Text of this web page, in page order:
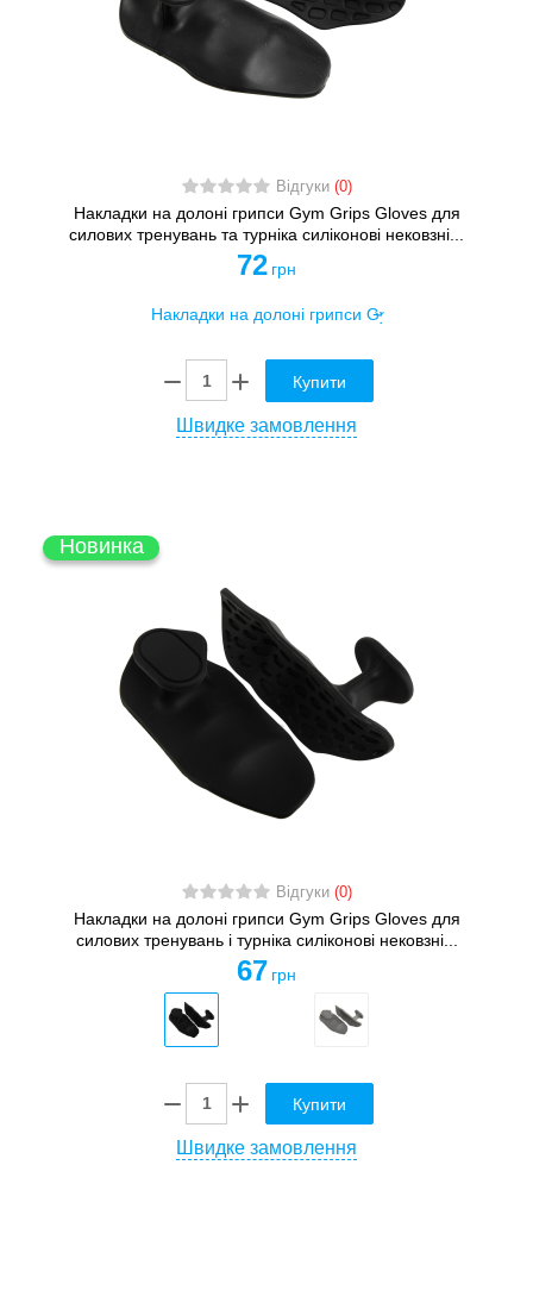
Відгуки (0)
Накладки на долоні грипси Gym Grips Gloves для
силових тренувань та турніка силіконові нековзні...
72 грн
Купити
Швидке замовлення
Новинка
Відгуки (0)
Накладки на долоні грипси Gym Grips Gloves для
силових тренувань і турніка силіконові нековзні...
67 грн
Купити
Швидке замовлення